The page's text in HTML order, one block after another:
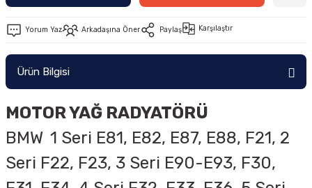
Yorum Yaz Arkadaşına Öner Paylaş Karşılaştır
Ürün Bilgisi
MOTOR YAĞ RADYATÖRÜ
BMW 1 Seri E81, E82, E87, E88, F21, 2
Seri F22, F23, 3 Seri E90-E93, F30,